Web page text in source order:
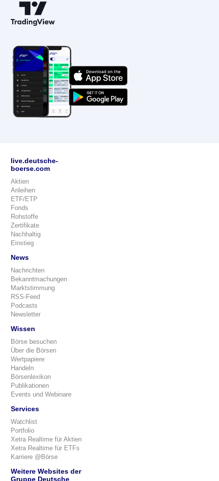
live.deutsche-
boerse.com
Aktien
Anleihen
ETF/ETP
Fonds
Rohstoffe
Zertifikate
Nachhaltig
Einstieg
News
Nachrichten
Bekanntmachungen
Marktstimmung
RSS-Feed
Podcasts
Newsletter
Wissen
Börse besuchen
Über die Börsen
Wertpapiere
Handeln
Börsenlexikon
Publikationen
Events und Webinare
Services
Watchlist
Portfolio
Xetra Realtime für Aktien
Xetra Realtime für ETFs
Karriere @Börse
Weitere Websites der
Gruppe Deutsche